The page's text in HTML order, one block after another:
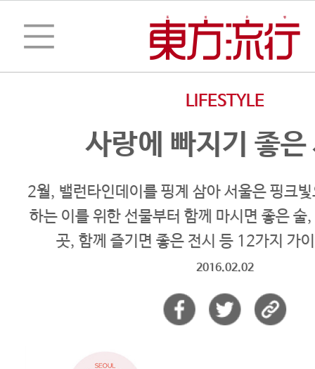
LIFESTYLE
사랑에 빠지기 좋은
2월, 밸런타인데이를 핑계 삼아 서울은 핑크
하는 이를 위한 선물부터 함께 마시면 좋은 술
곳, 함께 즐기면 좋은 전시 등 12가지 가
2016.02.02